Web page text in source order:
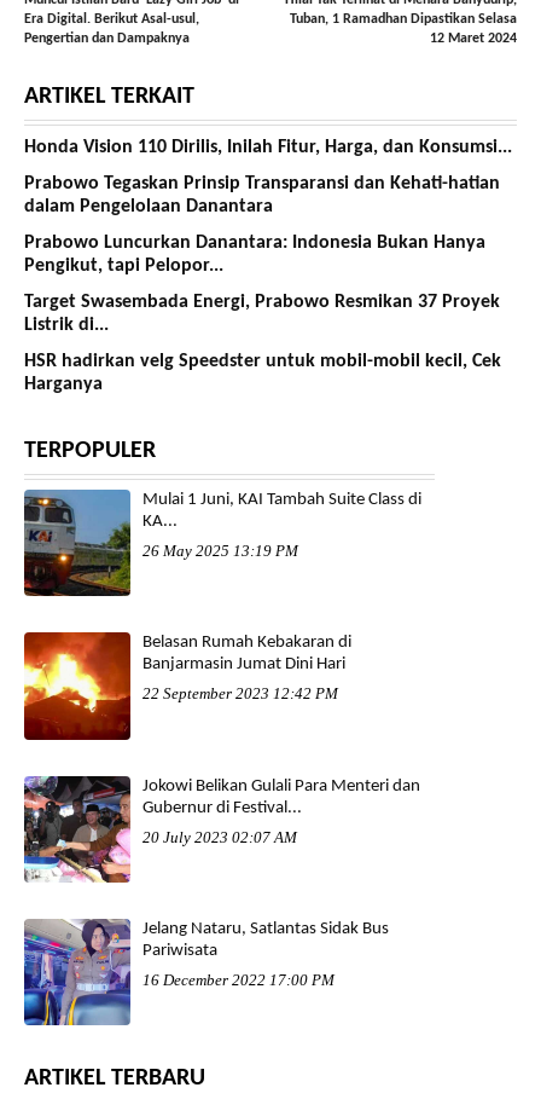
Era Digital. Berikut Asal-usul,
Pengertian dan Dampaknya
Tuban, 1 Ramadhan Dipastikan Selasa
12 Maret 2024
ARTIKEL TERKAIT
Honda Vision 110 Dirilis, Inilah Fitur, Harga, dan Konsumsi...
Prabowo Tegaskan Prinsip Transparansi dan Kehati-hatian
dalam Pengelolaan Danantara
Prabowo Luncurkan Danantara: Indonesia Bukan Hanya
Pengikut, tapi Pelopor...
Target Swasembada Energi, Prabowo Resmikan 37 Proyek
Listrik di...
HSR hadirkan velg Speedster untuk mobil-mobil kecil, Cek
Harganya
TERPOPULER
Mulai 1 Juni, KAI Tambah Suite Class di
KA...
26 May 2025 13:19 PM
Belasan Rumah Kebakaran di
Banjarmasin Jumat Dini Hari
22 September 2023 12:42 PM
Jokowi Belikan Gulali Para Menteri dan
Gubernur di Festival...
20 July 2023 02:07 AM
Jelang Nataru, Satlantas Sidak Bus
Pariwisata
16 December 2022 17:00 PM
ARTIKEL TERBARU